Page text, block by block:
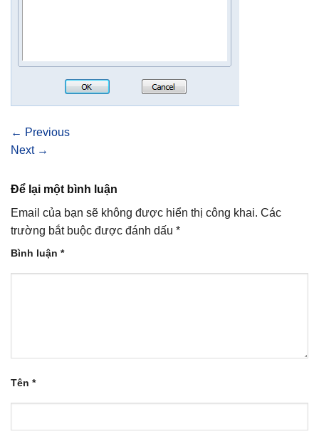
← Previous
Next →
Để lại một bình luận
Email của bạn sẽ không được hiển thị công khai. Các
trường bắt buộc được đánh dấu *
Bình luận *
Tên *